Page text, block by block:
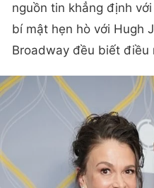
nguồn tin khẳng định
bí mật hẹn hò với Hugh
Broadway đều biết điều